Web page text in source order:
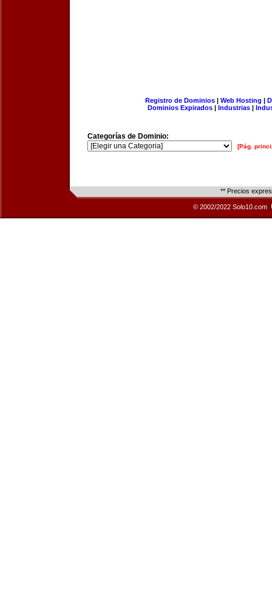
Registro de Dominios| Web Hosting |
Dominios Expirados | Industrias |
Categorías de Dominio:
[Pág.
** Precios
© 2002/2022 Solo10.com